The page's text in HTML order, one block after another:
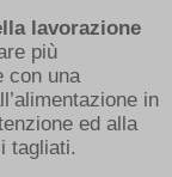
lavorazione
più
con una
in
ed alla
tagliati.